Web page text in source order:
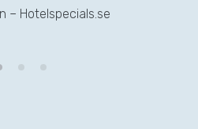
– Hotelspecials.se